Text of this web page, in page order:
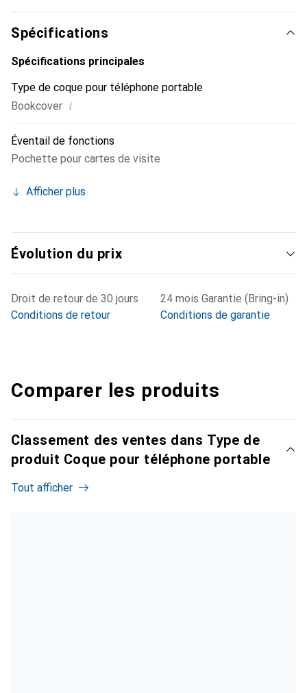
produits de haute qualité, la marque Noreve est un choix
fiable pour une clientèle exigeante.
Spécifications
Spécifications principales
Type de coque pour téléphone portable
Bookcover i
Éventail de fonctions
Pochette pour cartes de visite
Afficher plus
Évolution du prix
Droit de retour de 30 jours
Conditions de retour
24 mois Garantie (Bring-in)
Conditions de garantie
Comparer les produits
Classement des ventes dans Type de
produit Coque pour téléphone portable
Tout afficher